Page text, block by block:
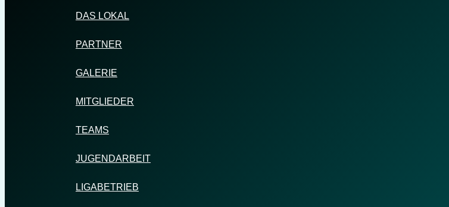
DAS LOKAL
PARTNER
GALERIE
MITGLIEDER
TEAMS
JUGENDARBEIT
LIGABETRIEB